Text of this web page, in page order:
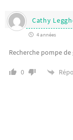
Cathy
4 années
Recherche pompe de
0